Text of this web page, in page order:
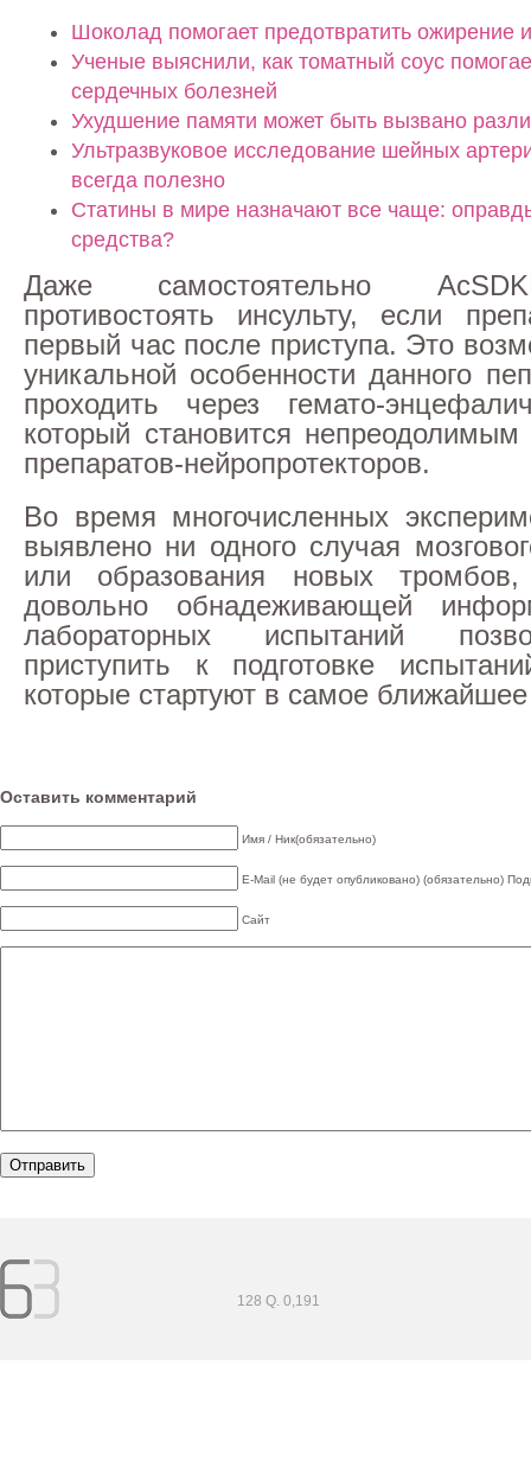
Шоколад помогает предотвратить ожирение
Ученые выяснили, как томатный соус
сердечных болезней
Ухудшение памяти может быть вызвано
Ультразвуковое исследование шейных
всегда полезно
Статины в мире назначают все чаще:
средства?
Даже самостоятельно
противостоять инсульту, если
первый час после приступа. Это
уникальной особенности данного
проходить через гемато-
который становится
препаратов-нейропротекторов.
Во время многочисленных
выявлено ни одного случая
или образования новых
довольно обнадеживающей
лабораторных испытаний
приступить к подготовке
которые стартуют в самое
Оставить комментарий
Имя / Ник(обязательно)
E-Mail (не будет опубликовано) (обязательно)
Сайт
128 Q. 0,191